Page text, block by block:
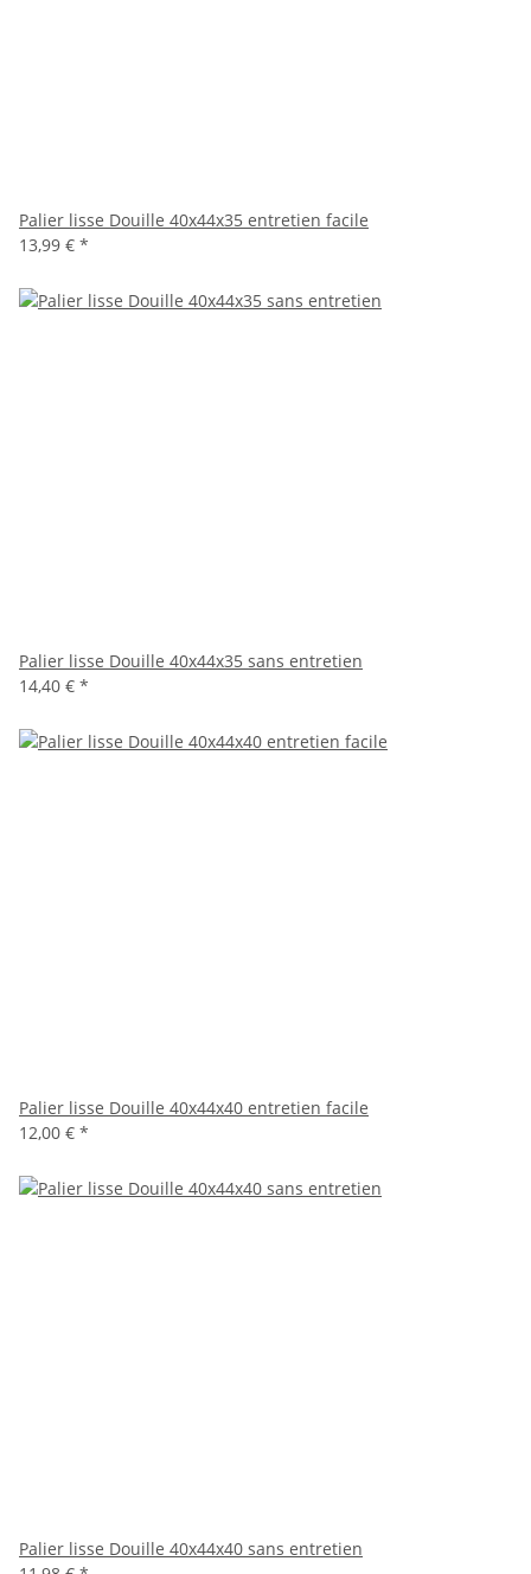
Palier lisse Douille 40x44x35 entretien facile
13,99 € *
Palier lisse Douille 40x44x35 sans entretien
14,40 € *
Palier lisse Douille 40x44x40 entretien facile
12,00 € *
Palier lisse Douille 40x44x40 sans entretien